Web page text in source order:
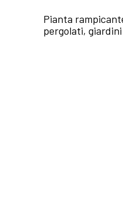
Pianta
pergolati, giardini